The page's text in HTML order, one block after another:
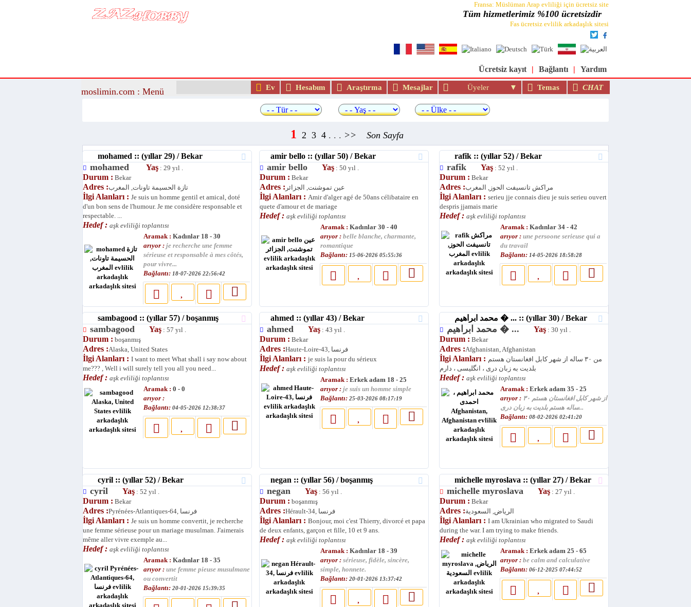
Fransa: Müslüman Arap evliliği için ücretsiz site
Tüm hizmetlerimiz %100 ücretsizdir
Fas ücretsiz evlilik arkadaşlık sitesi
Ücretsiz kayıt | Bağlantı | Yardım
moslimin.com : Menü Ev Hesabım Araştırma Mesajlar Üyeler Temas CHAT
1 2 3 4 . . . >> Son Sayfa
mohamed :: (yıllar 29) / Bekar
mohamed Yaş : 29 yıl .
Durum : Bekar
Adres :تازة الحسيمة تاونات, المغرب
İlgi Alanları : Je suis un homme gentil et amical, doté
d'un bon sens de l'humour. Je me considère responsable et
respectable. ...
Hedef : aşk evliliği toplantısı
Aramak : Kadınlar 18 - 30
arıyor : je recherche une femme
sérieuse et responsable à mes côtés,
pour vivre...
Bağlantı: 18-07-2026 22:56:42
amir bello :: (yıllar 50) / Bekar
amir bello Yaş : 50 yıl .
Durum : Bekar
Adres : عين تموشنت, الجزائر
İlgi Alanları : Amir d'alger agé de 50ans célibataire en
quete d'amour et de mariage
Hedef : aşk evliliği toplantısı
Aramak : Kadınlar 30 - 40
arıyor : belle blanche, charmante,
romantique
Bağlantı: 15-06-2026 05:55:36
rafik :: (yıllar 52) / Bekar
rafik Yaş : 52 yıl .
Durum : Bekar
Adres :مراكش تانسيفت الحوز, المغرب
İlgi Alanları : serieu jje connais dieu je suis serieu ouvert
despris jjamais marie
Hedef : aşk evliliği toplantısı
Aramak : Kadınlar 34 - 42
arıyor : une persoone serieuse qui a
du travail
Bağlantı: 14-05-2026 18:58:28
sambagood :: (yıllar 57) / boşanmış
sambagood Yaş : 57 yıl .
Durum : boşanmış
Adres :Alaska, United States
İlgi Alanları : I want to meet What shall i say now about
me??? , Well i will surely tell you all you need...
Hedef : aşk evliliği toplantısı
Aramak : 0 - 0
arıyor :
Bağlantı: 04-05-2026 12:38:37
ahmed :: (yıllar 43) / Bekar
ahmed Yaş : 43 yıl .
Durum : Bekar
Adres : Haute-Loire-43, فرنسا
İlgi Alanları : je suis la pour du sérieux
Hedef : aşk evliliği toplantısı
Aramak : Erkek adam 18 - 25
arıyor : je suis un homme simple
Bağlantı: 25-03-2026 08:17:19
محمد ابراهیم � ... :: (yıllar 30) / Bekar
محمد ابراهیم � ... Yaş : 30 yıl .
Durum : Bekar
Adres :Afghanistan, Afghanistan
İlgi Alanları : من ۳۰ ساله از شهر کابل افغانستان هستم
بلدیت به زبان دری ، انگلیسی ، دارم
Hedef : aşk evliliği toplantısı
Aramak : Erkek adam 35 - 25
arıyor : از شهر کابل افغانستان هستم ۳۰
ساله هستم بلدیت به زبان دری...
Bağlantı: 08-02-2026 02:41:20
cyril :: (yıllar 52) / Bekar
cyril Yaş : 52 yıl .
Durum : Bekar
Adres : Pyrénées-Atlantiques-64, فرنسا
İlgi Alanları : Je suis un homme convertit, je recherche
une femme sérieuse pour un mariage musulman. J'aimerais
même aller vivre exemple au...
Hedef : aşk evliliği toplantısı
Aramak : Kadınlar 18 - 35
arıyor : une femme pieuse musulmane
ou convertit
Bağlantı: 20-01-2026 15:39:35
negan :: (yıllar 56) / boşanmış
negan Yaş : 56 yıl .
Durum : boşanmış
Adres : Hérault-34, فرنسا
İlgi Alanları : Bonjour, moi c'est Thierry, divorcé et papa
de deux enfants, garçon et fille, 10 et 9 ans.
Hedef : aşk evliliği toplantısı
Aramak : Kadınlar 18 - 39
arıyor : sérieuse, fidèle, sincère,
simple, honnete.
Bağlantı: 20-01-2026 13:37:42
michelle myroslava :: (yıllar 27) / Bekar
michelle myroslava Yaş : 27 yıl .
Durum : Bekar
Adres :الرياض, السعودية
İlgi Alanları : I am Ukrainian who migrated to Saudi
during the war. I am trying to make friends.
Hedef : aşk evliliği toplantısı
Aramak : Erkek adam 25 - 65
arıyor : be calm and calculative
Bağlantı: 06-12-2025 07:44:52